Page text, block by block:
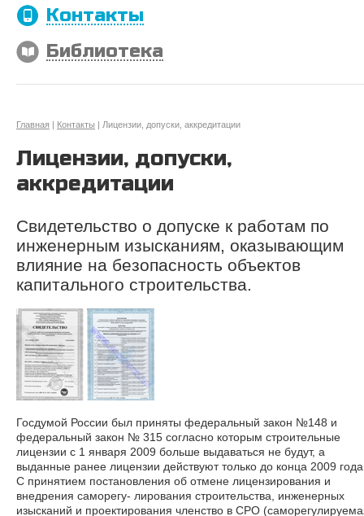
Контакты
Библиотека
Главная | Контакты | Лицензии, допуски, аккредитации
Лицензии, допуски,
аккредитации
Свидетельство о допуске к работам по
инженерным изысканиям, оказывающим
влияние на безопасность объектов
капитального строительства.
Госдумой России был приняты федеральный закон №148 и
федеральный закон № 315 согласно которым строительные
лицензии с 1 января 2009 больше выдаваться не будут, а
выданные ранее лицензии действуют только до конца 2009
С принятием постановления об отмене лицензирования и
внедрения саморегу- лирования строительства, инженерных
изысканий и проектирования членство в СРО